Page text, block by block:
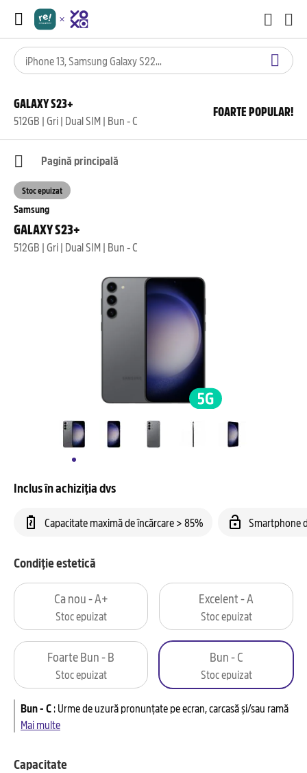
GALAXY S23+
512GB | Gri | Dual SIM | Bun - C
FOARTE POPULAR!
Pagină principală
Samsung
GALAXY S23+
512GB | Gri | Dual SIM | Bun - C
Stoc epuizat
Inclus în achiziția dvs
Capacitate maximă de încărcare > 85% Smartphone
Condiție estetică
Ca nou - A+
Stoc epuizat
Excelent - A
Stoc epuizat
Foarte Bun - B
Stoc epuizat
Bun - C
Stoc epuizat
Bun - C:Urme de uzură pronunțate pe ecran, carcasă și/sau ramă
Mai multe
Capacitate